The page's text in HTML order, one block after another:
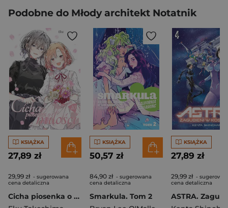
Podobne do Młody architekt Notatnik
KSIĄŻKA
27,89 zł
29,99 zł - sugerowana
cena detaliczna
Cicha piosenka o miłości. Tom 10
KSIĄŻKA
50,57 zł
84,90 zł - sugerowana
cena detaliczna
Smarkula. Tom 2
KSIĄŻKA
27,89 zł
29,99 zł -
cena detaliczna